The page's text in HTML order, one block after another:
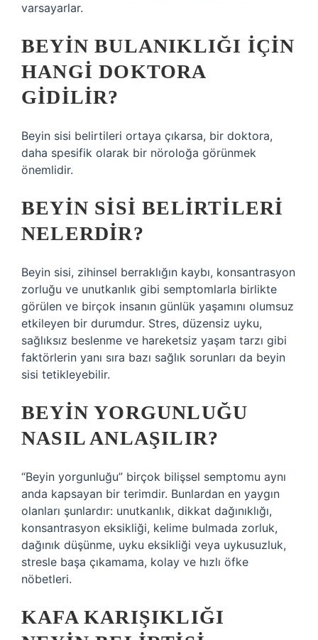
varsayarlar.
BEYIN BULANIKLIĞI IÇIN
HANGI DOKTORA
GIDILIR?
Beyin sisi belirtileri ortaya çıkarsa, bir doktora,
daha spesifik olarak bir nöroloğa görünmek
önemlidir.
BEYIN SISI BELIRTILERI
NELERDIR?
Beyin sisi, zihinsel berraklığın kaybı, konsantrasyon
zorluğu ve unutkanlık gibi semptomlarla birlikte
görülen ve birçok insanın günlük yaşamını olumsuz
etkileyen bir durumdur. Stres, düzensiz uyku,
sağlıksız beslenme ve hareketsiz yaşam tarzı gibi
faktörlerin yanı sıra bazı sağlık sorunları da beyin
sisi tetikleyebilir.
BEYIN YORGUNLUĞU
NASIL ANLAŞILIR?
“Beyin yorgunluğu” birçok bilişsel semptomu aynı
anda kapsayan bir terimdir. Bunlardan en yaygın
olanları şunlardır: unutkanlık, dikkat dağınıklığı,
konsantrasyon eksikliği, kelime bulmada zorluk,
dağınık düşünme, uyku eksikliği veya uykusuzluk,
stresle başa çıkamama, kolay ve hızlı öfke
nöbetleri.
KAFA KARIŞIKLIĞI